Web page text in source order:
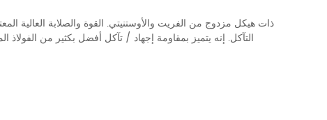
التآكل. إنه يتميز بمقاومة إجهاد / تآكل أفضل بكثير من الفولاذ